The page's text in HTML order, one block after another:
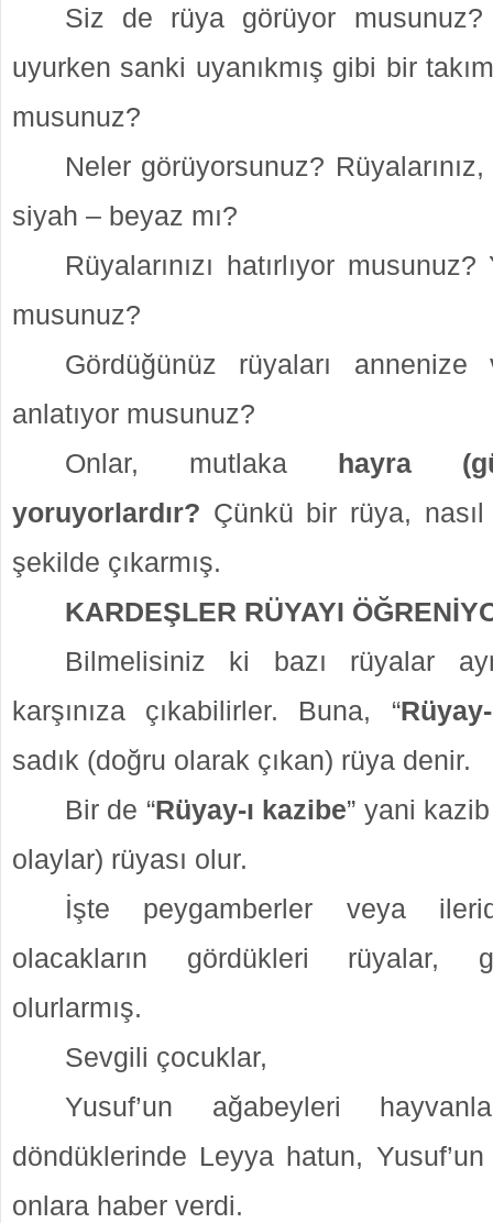
Siz de rüya görüyor
uyurken sanki uyanıkmış gibi bir
musunuz?
Neler görüyorsunuz?
siyah – beyaz mı?
Rüyalarınızı hatırlıyor
musunuz?
Gördüğünüz rüyaları annenize
anlatıyor musunuz?
Onlar, mutlaka hayra
yoruyorlardır? Çünkü bir rüya, nasıl
şekilde çıkarmış.
KARDEŞLER RÜYAYI
Bilmelisiniz ki bazı rüyalar
karşınıza çıkabilirler. Buna, “
sadık (doğru olarak çıkan) rüya denir.
Bir de “Rüyay-ı kazibe” yani
olaylar) rüyası olur.
İşte peygamberler veya
olacakların gördükleri rüyalar,
olurlarmış.
Sevgili çocuklar,
Yusuf’un ağabeyleri
döndüklerinde Leyya hatun,
onlara haber verdi.